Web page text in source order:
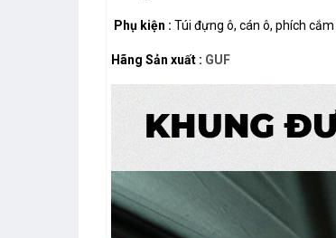
Phụ kiện : Túi đựng ô, cán ô, phích
Hãng Sản xuất : GUF